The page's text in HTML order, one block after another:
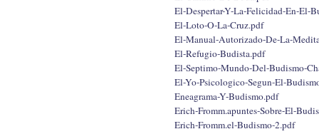
El-Despertar-Y-La-Felicidad-En-El-
El-Loto-O-La-Cruz.pdf
El-Manual-Autorizado-De-La-
El-Refugio-Budista.pdf
El-Septimo-Mundo-Del-Budismo-
El-Yo-Psicologico-Segun-El-
Eneagrama-Y-Budismo.pdf
Erich-Fromm.apuntes-Sobre-El-
Erich-Fromm.el-Budismo-2.pdf